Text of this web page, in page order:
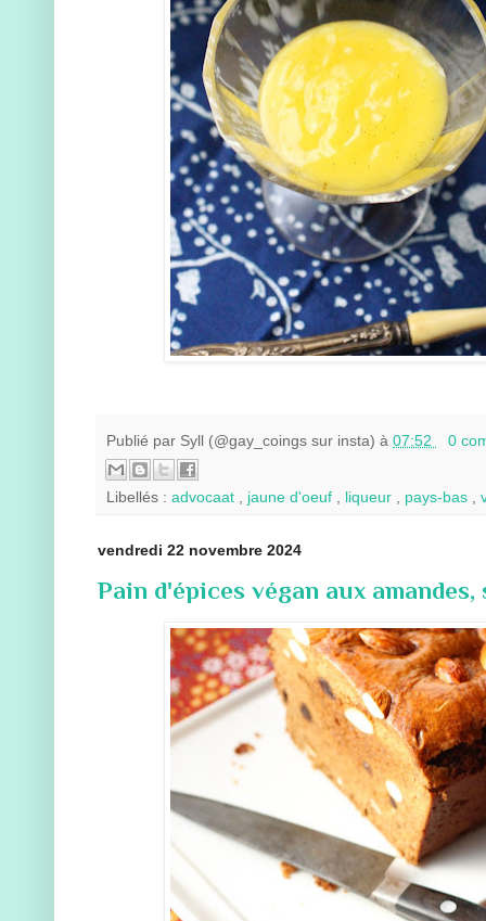
Publié par Syll (@gay_coings sur insta) à 07:52 0
Libellés : advocaat jaune d'oeuf liqueur pays-bas
vendredi 22 novembre 2024
Pain d'épices végan aux